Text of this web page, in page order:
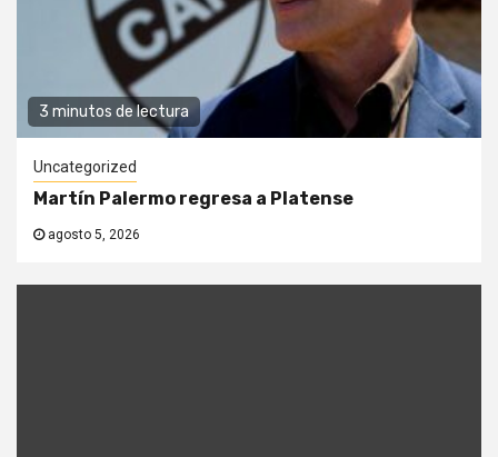
3 minutos de lectura
Uncategorized
Martín Palermo regresa a Platense
agosto 5, 2026